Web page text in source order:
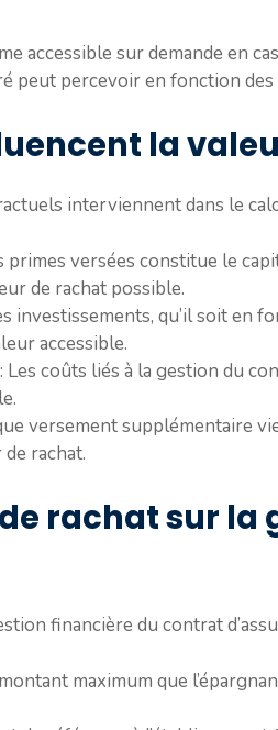
accessible sur demande en
peut percevoir en fonction
la
interviennent dans le
primes versées constitue le
de rachat possible.
investissements, qu’il soit en
accessible.
: Les coûts liés à la gestion du
versement supplémentaire
rachat.
rachat sur la
financière du contrat
maximum que